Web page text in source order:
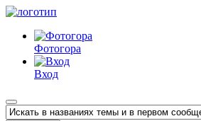
Фотогора
Вход